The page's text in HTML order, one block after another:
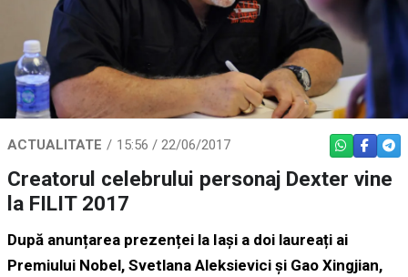
ACTUALITATE 15:56 / 22/06/2017 WHATSAPP
Creatorul celebrului personaj Dexter vine
la FILIT 2017
După anunțarea prezenței la Iași a doi laureați ai
Premiului Nobel, Svetlana Aleksievici și Gao Xingjian,